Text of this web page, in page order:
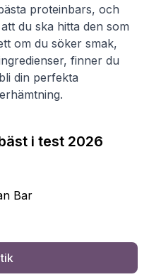
proteinbars, och
du ska hitta den som
om du söker smak,
finner du
din perfekta
i test 2026
Bar